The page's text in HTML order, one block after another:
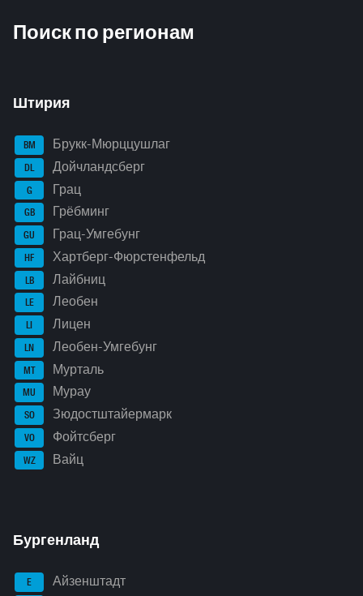
Поиск по регионам
Штирия
BM Брукк-Мюрццушлаг
DL Дойчландсберг
G Грац
GB Грёбминг
GU Грац-Умгебунг
HF Хартберг-Фюрстенфельд
LB Лайбниц
LE Леобен
LI Лицен
LN Леобен-Умгебунг
MT Мурталь
MU Мурау
SO Зюдостштайермарк
VO Фойтсберг
WZ Вайц
Бургенланд
E
Айзенштадт